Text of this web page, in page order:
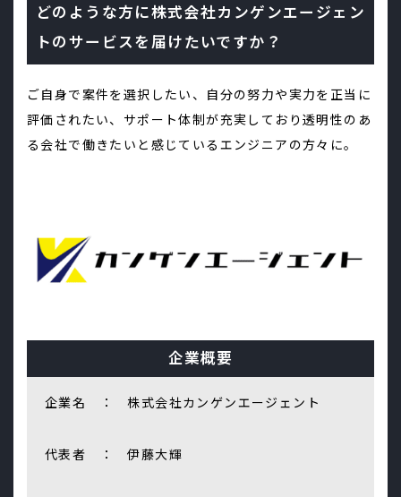
どのような方に株式会社カンゲンエージェン
トのサービスを届けたいですか？
ご自身で案件を選択したい、自分の努力や実力を正当に
評価されたい、サポート体制が充実しており透明性のあ
る会社で働きたいと感じているエンジニアの方々に。
企業概要
企業名 ： 株式会社カンゲンエージェント
代表者 ： 伊藤大輝